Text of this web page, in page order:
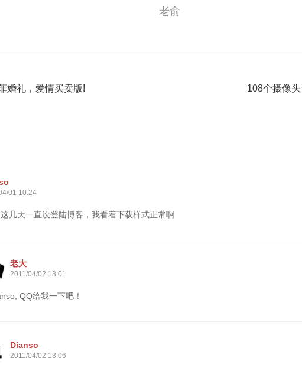
老俞
婚礼，爱情买卖版! 108个摄像
01 10:24
几天一直没登陆博客，我看着下载样式正常啊
老大
2011/04/02 13:01
QQ给我一下吧！
Dianso
2011/04/02 13:06